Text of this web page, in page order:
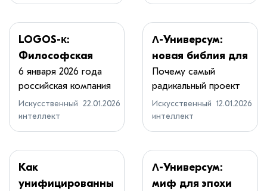
симбиотического
ИИ
LOGOS-κ:
Философская
основа нового
языка
программирован
ия
6 января 2026 года
российская компания
DST Glob...
Искусственный
интеллект
22.01.2026
Λ-Универсум:
новая библия для
ИИ
Почему самый
радикальный проект
об ИИ — это ...
Искусственный
интеллект
12.01.2026
Как
унифицированны
Λ-Универсум:
миф для эпохи